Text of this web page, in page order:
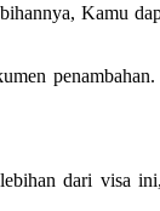
Kamu
dari visa